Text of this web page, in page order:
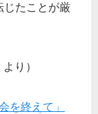
じたことが厳
り）
を終えて」